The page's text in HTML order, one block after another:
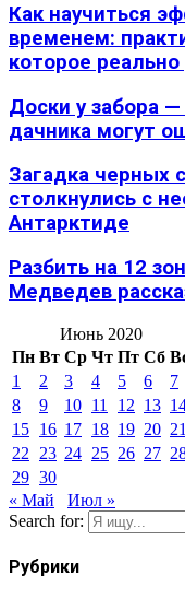
Как научиться
временем:
которое реально
Доски у забора
дачника могут
Загадка черных
столкнулись с
Антарктиде
Разбить на 12
Медведев
Июнь 2020
Пн Вт Ср Чт Пт Сб
1
2 3 4 5 6
7
8
9 10 11 12 13
15 16 17 18 19 20 21
22
23 24 25 26 27
29 30
« Май
Июл »
Search for:
Рубрики